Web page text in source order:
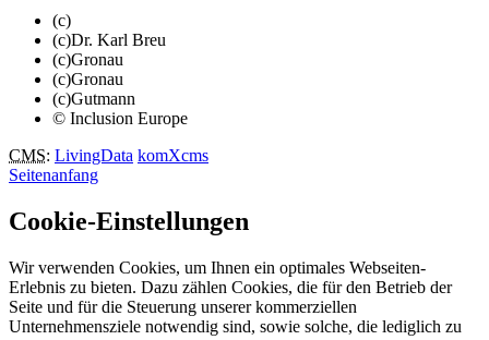
(c)
(c)Dr. Karl Breu
(c)Gronau
(c)Gronau
(c)Gutmann
© Inclusion Europe
CMS: LivingData komXcms
Seitenanfang
Cookie-Einstellungen
Wir verwenden Cookies, um Ihnen ein optimales Webseiten-
Erlebnis zu bieten. Dazu zählen Cookies, die für den Betrieb der
Seite und für die Steuerung unserer kommerziellen
Unternehmensziele notwendig sind, sowie solche, die lediglich zu